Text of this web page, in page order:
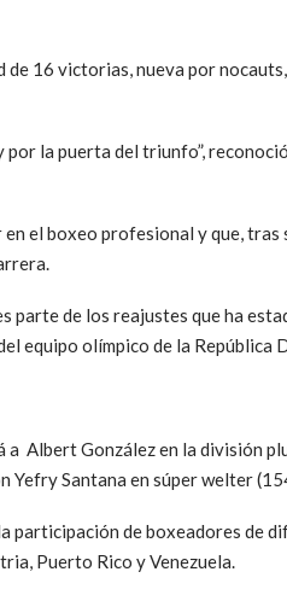
de 16 victorias, nueva por
la puerta del triunfo”,
en el boxeo profesional y que, tras
parte de los reajustes que ha
equipo olímpico de la República
Albert González en la división
Yefry Santana en súper welter
participación de boxeadores de
Puerto Rico y Venezuela.